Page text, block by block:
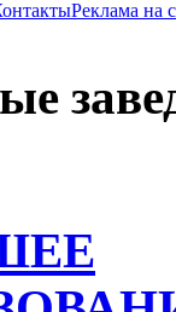
Реклама на